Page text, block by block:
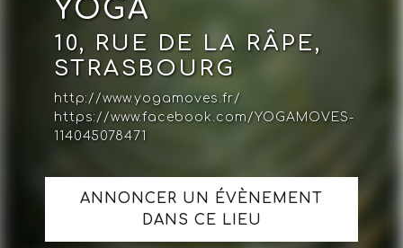
YOGA
10, RUE DE LA RÂPE,
STRASBOURG
http://www.yogamoves.fr/
https://www.facebook.com/YOGAMOVES-
114045078471
ANNONCER UN ÉVÈNEMENT
DANS CE LIEU